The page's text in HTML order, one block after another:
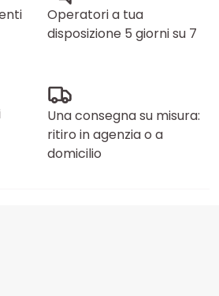
Operatori a tua
disposizione 5 giorni su 7
Una consegna su misura:
ritiro in agenzia o a
domicilio